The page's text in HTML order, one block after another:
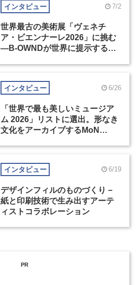
インタビュー 7/2
世界最古の美術展「ヴェネチ
ア・ビエンナーレ2026」に挑む
―B-OWNDが世界に提示する美
インタビュー 6/26
「世界で最も美しいミュージア
ム 2026」リストに選出。形なき
文化をアーカイブするMoN
インタビュー 6/19
デザインフィルのものづくり－
紙と印刷技術で生み出すアーテ
ィストコラボレーション
PR